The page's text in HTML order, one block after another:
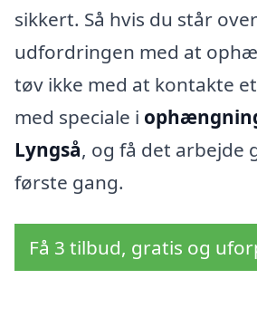
sikkert. Så hvis du står
udfordringen med at
tøv ikke med at kontakte
med speciale i
Lyngså, og få det arbejde
første gang.
Få 3 tilbud, gratis og